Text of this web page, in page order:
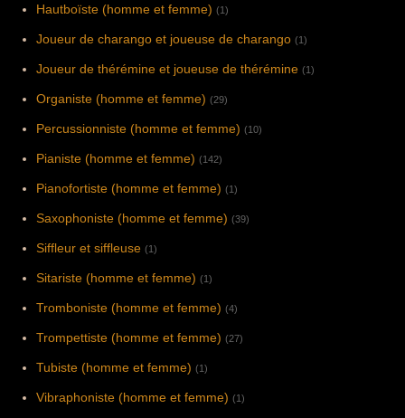
Hautboïste (homme et femme) (1)
Joueur de charango et joueuse de charango (1)
Joueur de thérémine et joueuse de thérémine (1)
Organiste (homme et femme) (29)
Percussionniste (homme et femme) (10)
Pianiste (homme et femme) (142)
Pianofortiste (homme et femme) (1)
Saxophoniste (homme et femme) (39)
Siffleur et siffleuse (1)
Sitariste (homme et femme) (1)
Tromboniste (homme et femme) (4)
Trompettiste (homme et femme) (27)
Tubiste (homme et femme) (1)
Vibraphoniste (homme et femme) (1)